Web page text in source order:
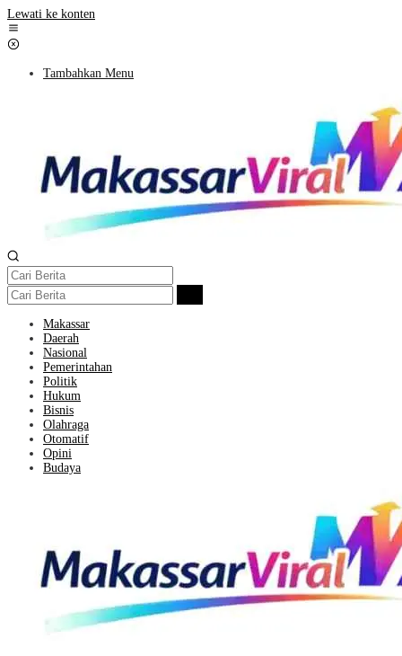
Lewati ke konten
Tambahkan Menu
Makassar
Daerah
Nasional
Pemerintahan
Politik
Hukum
Bisnis
Olahraga
Otomatif
Opini
Budaya